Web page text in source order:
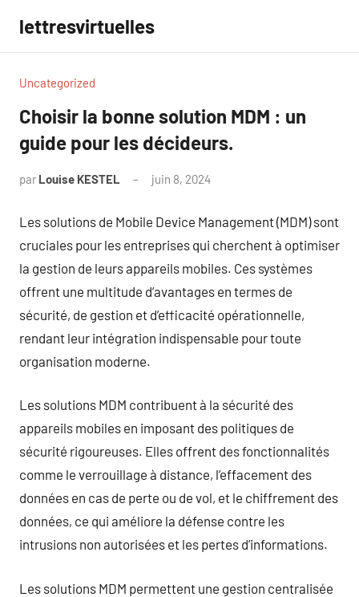
contenu
lettresvirtuelles
Uncategorized
Choisir la bonne solution MDM : un
guide pour les décideurs.
par Louise KESTEL juin 8, 2024
Les solutions de Mobile Device Management (MDM) sont
cruciales pour les entreprises qui cherchent à optimiser
la gestion de leurs appareils mobiles. Ces systèmes
offrent une multitude d’avantages en termes de
sécurité, de gestion et d’efficacité opérationnelle,
rendant leur intégration indispensable pour toute
organisation moderne.
Les solutions MDM contribuent à la sécurité des
appareils mobiles en imposant des politiques de
sécurité rigoureuses. Elles offrent des fonctionnalités
comme le verrouillage à distance, l’effacement des
données en cas de perte ou de vol, et le chiffrement des
données, ce qui améliore la défense contre les
intrusions non autorisées et les pertes d’informations.
Les solutions MDM permettent une gestion centralisée